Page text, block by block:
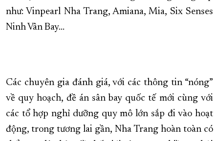
như: Vinpearl Nha Trang, Amiana, Mia, Six Senses
Ninh Vân Bay…
Các chuyên gia đánh giá, với các thông tin “nóng”
về quy hoạch, đề án sân bay quốc tế mới cùng với
các tổ hợp nghỉ dưỡng quy mô lớn sắp đi vào hoạt
động, trong tương lai gần, Nha Trang hoàn toàn có